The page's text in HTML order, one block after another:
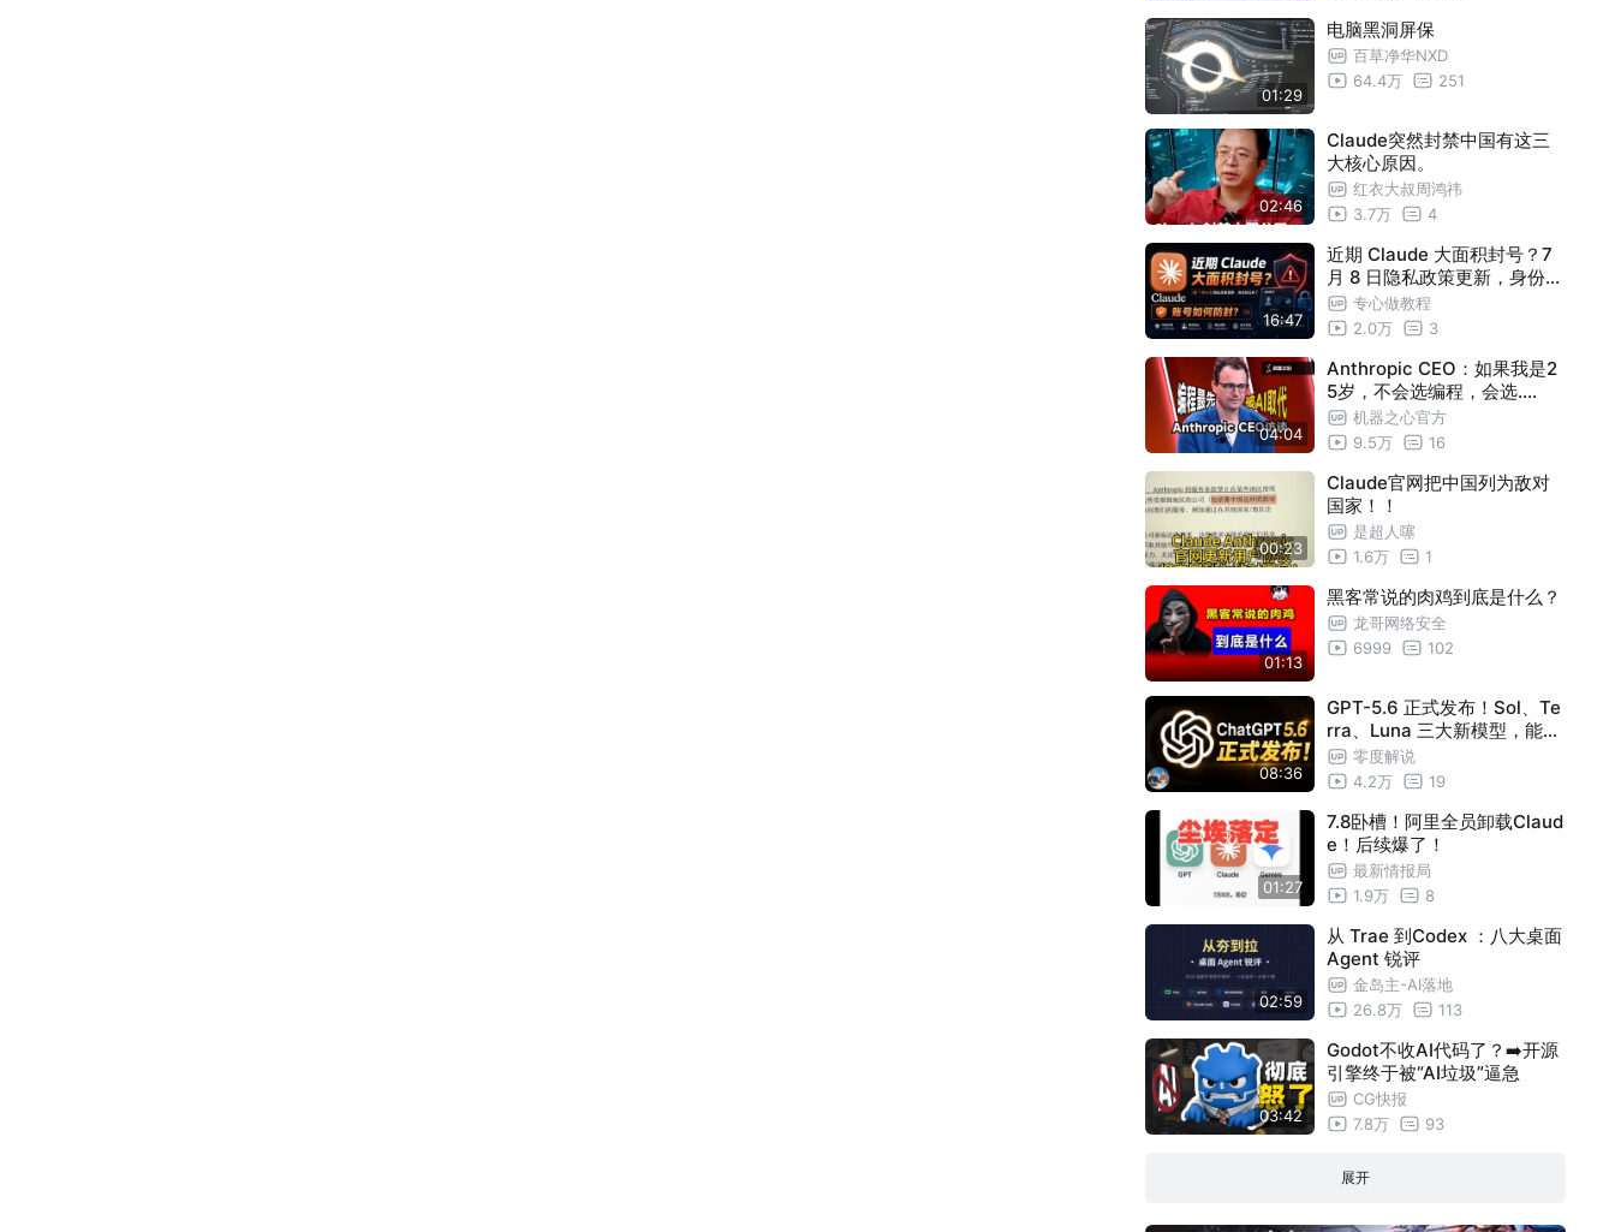
01:29
电脑黑洞屏保
百草净华NXD
64.4万
251
02:46
Claude突然封禁中国有这三
大核心原因。
红衣大叔周鸿祎
3.7万
4
16:47
近期 Claude 大面积封号？7
月 8 日隐私政策更新，身份验
证来了，账号如何防封？
专心做教程
2.0万
3
04:04
Anthropic CEO：如果我是2
5岁，不会选编程，会选....
机器之心官方
9.5万
16
00:23
Claude官网把中国列为敌对
国家！！
是超人噻
1.6万
1
01:13
黑客常说的肉鸡到底是什么？
龙哥网络安全
6999
102
08:36
GPT-5.6 正式发布！Sol、Te
rra、Luna 三大新模型，能力
全面升级！但为何不是人人都
能用？| 零度解说
零度解说
4.2万
19
01:27
7.8卧槽！阿里全员卸载Claud
e！后续爆了！
最新情报局
1.9万
8
02:59
从 Trae 到Codex ：八大桌面
Agent 锐评
金岛主-AI落地
26.8万
113
03:42
Godot不收AI代码了？➡️开源
引擎终于被“AI垃圾”逼急
CG快报
7.8万
93
展开